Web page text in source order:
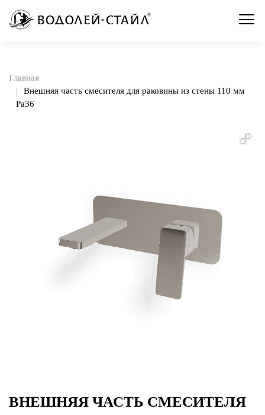
Главная
Внешняя часть смесителя для раковины из стены 110 мм
Pa36
ВНЕШНЯЯ ЧАСТЬ СМЕСИТЕЛЯ